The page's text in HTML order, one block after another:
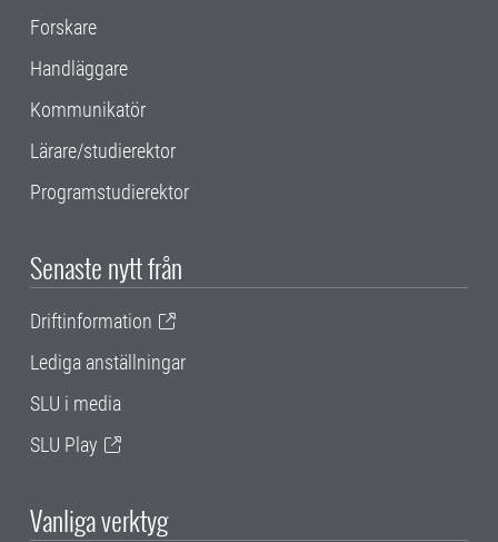
Forskare
Handläggare
Kommunikatör
Lärare/studierektor
Programstudierektor
Senaste nytt från
Driftinformation
Lediga anställningar
SLU i media
SLU Play
Vanliga verktyg